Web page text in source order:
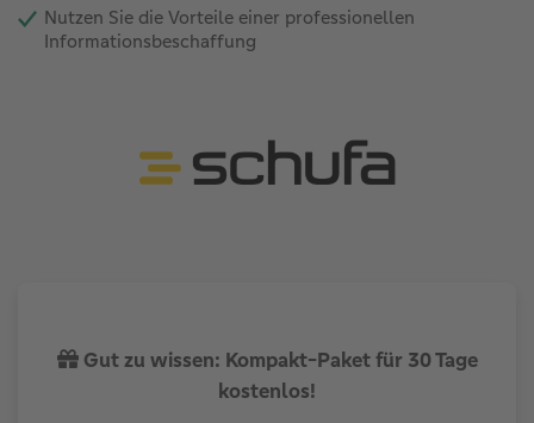
Nutzen Sie die Vorteile einer professionellen
Informationsbeschaffung
Gut zu wissen: Kompakt-Paket für 30 Tage
kostenlos!